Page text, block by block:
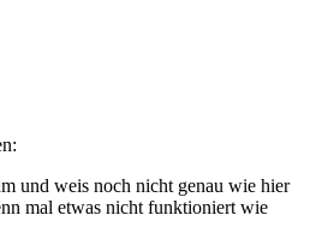
und weis noch nicht genau wie hier
mal etwas nicht funktioniert wie